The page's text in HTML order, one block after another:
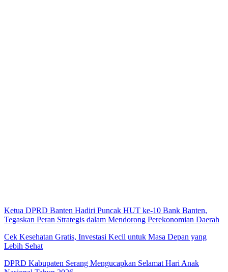
Ketua DPRD Banten Hadiri Puncak HUT ke-10 Bank Banten,
Tegaskan Peran Strategis dalam Mendorong Perekonomian Daerah
Cek Kesehatan Gratis, Investasi Kecil untuk Masa Depan yang
Lebih Sehat
DPRD Kabupaten Serang Mengucapkan Selamat Hari Anak